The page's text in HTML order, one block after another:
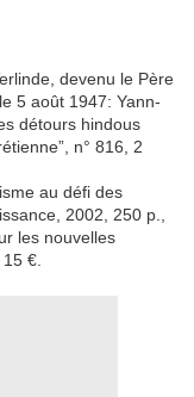
NAMUR
devenu le Père
5 août 1947: Yann-
détours hindous
n° 816, 2
au défi des
2002, 250 p.,
les nouvelles
€.